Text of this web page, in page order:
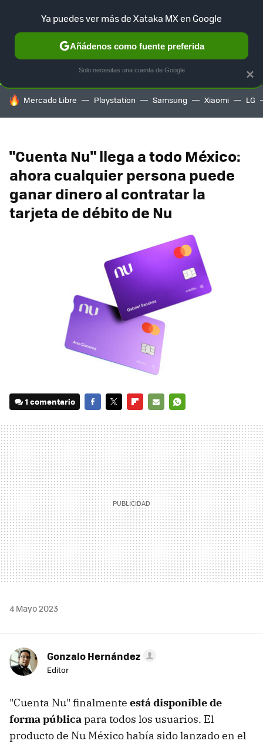
SELECCIÓN GAMING HOME AUTO TERRITORIO
HOY SE HABLA DE
Mercado Libre Playstation Samsung Xiaomi LG
"Cuenta Nu" llega a todo México:
ahora cualquier persona puede
ganar dinero al contratar la
tarjeta de débito de Nu
1 comentario
MAIL
4 Mayo 2023
Gonzalo Hernández
Editor
"Cuenta Nu" finalmente está disponible de
forma públicapara todos los usuarios. El
producto de Nu México había sido lanzado en el
×
Ya puedes ver más de Xataka MX en Google
Añádenos como fuente preferida
Solo necesitas una cuenta de Google